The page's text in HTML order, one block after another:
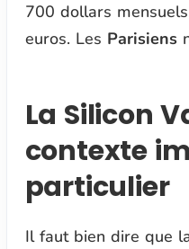
700 dollars
euros. Les Parisiens
La Silicon
contexte
particulier
Il faut bien dire que